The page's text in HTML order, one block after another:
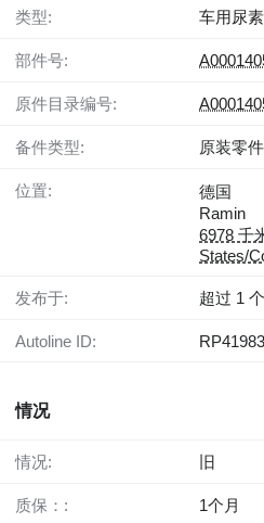
类型: 车用尿
部件号:
原件目录编号:
备件类型: 原装零件
位置:
德国
Ramin
6978 千
States/
发布于: 超过 1
Autoline ID: RP41983
情况
情况: 旧
质保：: 1个月